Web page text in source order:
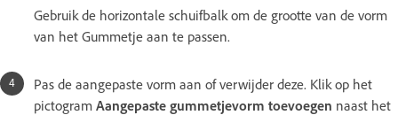
Gebruik de horizontale schuifbalk om de grootte van de vorm
van het Gummetje aan te passen.
Pas de aangepaste vorm aan of verwijder deze. Klik op het
pictogram Aangepaste gummetjevorm toevoegen naast het